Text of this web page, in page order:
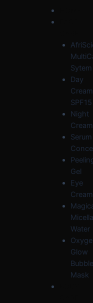
Sytem
Day
Cream
SPF15
Night
Cream
Serum
Gel
Eye
Cream
Water
Glow
Bubble
Mask
Menu